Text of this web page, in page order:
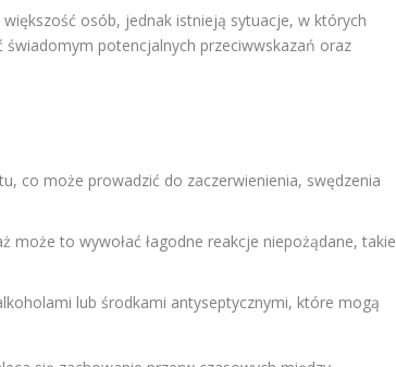
osób, jednak istnieją sytuacje, w których
potencjalnych przeciwwskazań oraz
co może prowadzić do zaczerwienienia, swędzenia
to wywołać łagodne reakcje niepożądane, takie
lub środkami antyseptycznymi, które mogą